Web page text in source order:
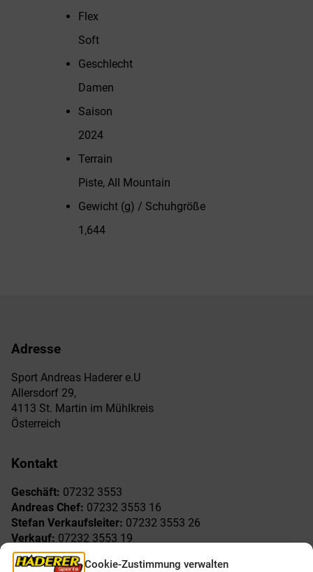
Cookie-Zustimmung verwalten
Flex
Soft
Geschlecht
Damen
Saison
2024
Terrain
Piste, All Mountain
Gewicht (g) / Schuhgröße
1,644
Adresse
Sport Andreas Haderer e.U
Allersdorf 29,
4113 St. Martin im Mühlkreis
Österreich
Kontakt
Geschäft: 07232 3553
Andreas Chef: 07232 3553 16
Stefan Verkaufsleiter: 07232 3553 26
Verkauf: 07232 3553 19
Reklamationen: